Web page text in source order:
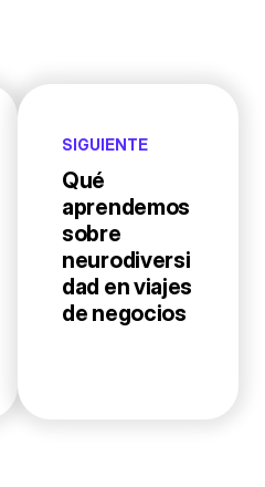
SIGUIENTE
Qué
aprendemos
sobre
neurodiversi
dad en viajes
de negocios